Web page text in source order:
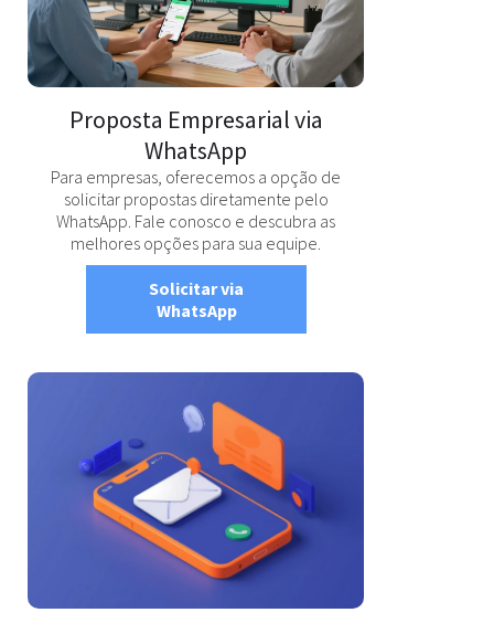
Proposta Empresarial via
WhatsApp
Para empresas, oferecemos a opção de
solicitar propostas diretamente pelo
WhatsApp. Fale conosco e descubra as
melhores opções para sua equipe.
Solicitar via
WhatsApp